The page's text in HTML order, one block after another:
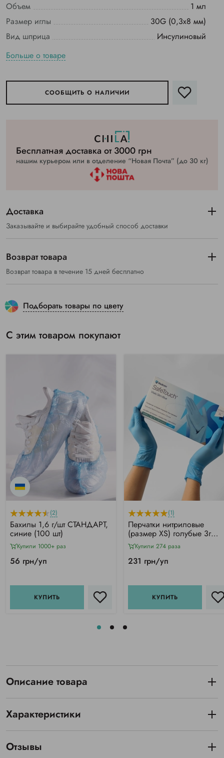
Объем
1 мл
Размер иглы
30G (0,3х8 мм)
Вид шприца
Инсулиновый
Больше о товаре
СООБЩИТЬ О НАЛИЧИИ
Бесплатная доставка от 3000 грн
нашим курьером или в отделение “Новая Почта” (до 30 кг)
Доставка
Заказывайте и выбирайте удобный способ доставки
Возврат товара
Возврат товара в течение 15 дней бесплатно
Подборать товары по цвету
С этим товаром покупают
(2)
Бахилы 1,6 г/шт СТАНДАРТ,
синие (100 шт)
Купили 1000+ раз
56 грн/уп
КУПИТЬ
(1)
Перчатки нитриловые
(размер XS) голубые 3г
Medicom Vitals SB, 100 шт
Купили 274 раза
231 грн/уп
КУПИТЬ
Описание товара
Характеристики
Отзывы